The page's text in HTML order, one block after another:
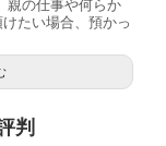
親の仕事や何らか
たい場合、預かっ
判